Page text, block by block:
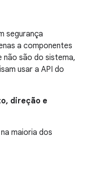
segurança
a componentes
não são do sistema,
usar a API do
direção e
maioria dos